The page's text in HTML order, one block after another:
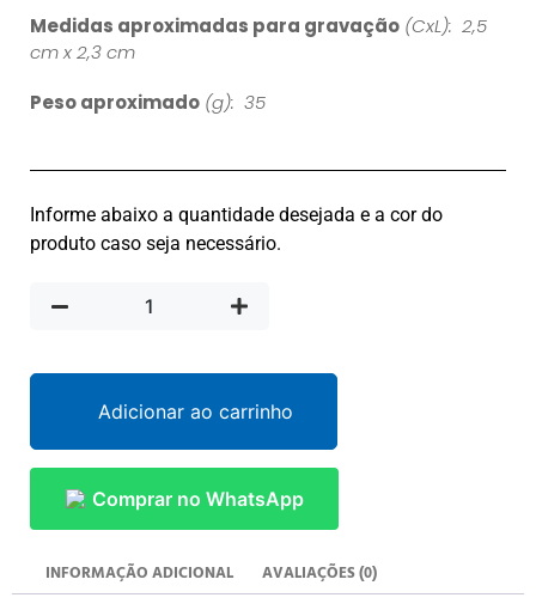
Medidas aproximadas para gravação (CxL): 2,5
cm x 2,3 cm
Peso aproximado (g): 35
Informe abaixo a quantidade desejada e a cor do
produto caso seja necessário.
Adicionar ao carrinho
Comprar no WhatsApp
INFORMAÇÃO ADICIONAL AVALIAÇÕES (0)